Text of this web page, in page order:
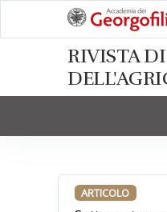
RIVISTA
ARTICOLO